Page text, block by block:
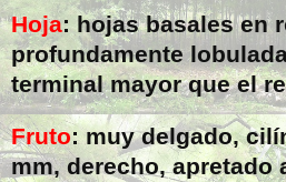
Hoja: hojas basales en
profundamente
terminal mayor que el
Fruto: muy delgado,
mm, derecho, apretado